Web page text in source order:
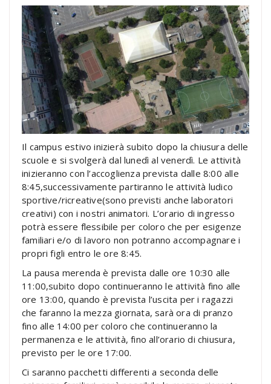
Il campus estivo inizierà subito dopo la chiusura delle
scuole e si svolgerà dal lunedì al venerdì. Le attività
inizieranno con l’accoglienza prevista dalle 8:00 alle
8:45,successivamente partiranno le attività ludico
sportive/ricreative(sono previsti anche laboratori
creativi) con i nostri animatori. L’orario di ingresso
potrà essere flessibile per coloro che per esigenze
familiari e/o di lavoro non potranno accompagnare i
propri figli entro le ore 8:45.
La pausa merenda è prevista dalle ore 10:30 alle
11:00,subito dopo continueranno le attività fino alle
ore 13:00, quando è prevista l’uscita per i ragazzi
che faranno la mezza giornata, sarà ora di pranzo
fino alle 14:00 per coloro che continueranno la
permanenza e le attività, fino all’orario di chiusura,
previsto per le ore 17:00.
Ci saranno pacchetti differenti a seconda delle